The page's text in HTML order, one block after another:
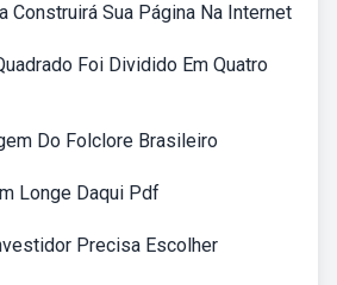
Construirá Sua Página Na Internet
Foi Dividido Em Quatro
Do Folclore Brasileiro
Longe Daqui Pdf
Precisa Escolher